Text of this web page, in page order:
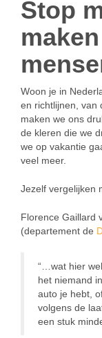
Stop
Woon je in
en richtlijnen, van
maken we ons
de kleren die we
we op vakantie
veel meer.
Jezelf vergelijken
Florence Gaillard
(departement de
“…wat hier
het niemand
auto je hebt,
volgens de
een stuk